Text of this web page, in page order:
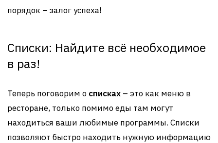
порядок – залог успеха!
Списки: Найдите всё необходимое
в раз!
Теперь поговорим о списках – это как меню в
ресторане, только помимо еды там могут
находиться ваши любимые программы. Списки
позволяют быстро находить нужную информацию